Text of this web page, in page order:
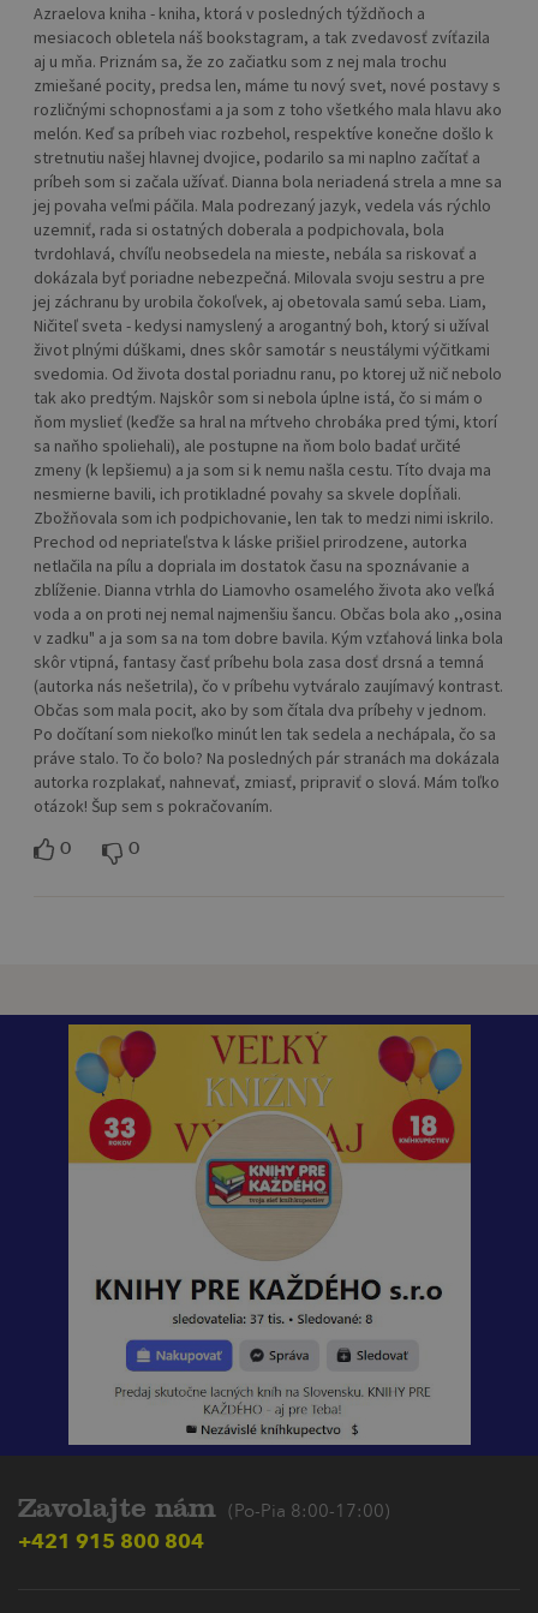
Azraelova kniha - kniha, ktorá v posledných týždňoch a
mesiacoch obletela náš bookstagram, a tak zvedavosť zvíťazila
aj u mňa. Priznám sa, že zo začiatku som z nej mala trochu
zmiešané pocity, predsa len, máme tu nový svet, nové postavy s
rozličnými schopnosťami a ja som z toho všetkého mala hlavu ako
melón. Keď sa príbeh viac rozbehol, respektíve konečne došlo k
stretnutiu našej hlavnej dvojice, podarilo sa mi naplno začítať a
príbeh som si začala užívať. Dianna bola neriadená strela a mne sa
jej povaha veľmi páčila. Mala podrezaný jazyk, vedela vás rýchlo
uzemniť, rada si ostatných doberala a podpichovala, bola
tvrdohlavá, chvíľu neobsedela na mieste, nebála sa riskovať a
dokázala byť poriadne nebezpečná. Milovala svoju sestru a pre
jej záchranu by urobila čokoľvek, aj obetovala samú seba. Liam,
Ničiteľ sveta - kedysi namyslený a arogantný boh, ktorý si užíval
život plnými dúškami, dnes skôr samotár s neustálymi výčitkami
svedomia. Od života dostal poriadnu ranu, po ktorej už nič nebolo
tak ako predtým. Najskôr som si nebola úplne istá, čo si mám o
ňom myslieť (keďže sa hral na mŕtveho chrobáka pred tými, ktorí
sa naňho spoliehali), ale postupne na ňom bolo badať určité
zmeny (k lepšiemu) a ja som si k nemu našla cestu. Títo dvaja ma
nesmierne bavili, ich protikladné povahy sa skvele dopĺňali.
Zbožňovala som ich podpichovanie, len tak to medzi nimi iskrilo.
Prechod od nepriateľstva k láske prišiel prirodzene, autorka
netlačila na pílu a dopriala im dostatok času na spoznávanie a
zblíženie. Dianna vtrhla do Liamovho osamelého života ako veľká
voda a on proti nej nemal najmenšiu šancu. Občas bola ako ,,osina
v zadku" a ja som sa na tom dobre bavila. Kým vzťahová linka bola
skôr vtipná, fantasy časť príbehu bola zasa dosť drsná a temná
(autorka nás nešetrila), čo v príbehu vytváralo zaujímavý kontrast.
Občas som mala pocit, ako by som čítala dva príbehy v jednom.
Po dočítaní som niekoľko minút len tak sedela a nechápala, čo sa
práve stalo. To čo bolo? Na posledných pár stranách ma dokázala
autorka rozplakať, nahnevať, zmiasť, pripraviť o slová. Mám toľko
otázok! Šup sem s pokračovaním.
0 0
Zavolajte nám (Po-Pia 8:00-17:00)
+421 915 800 804